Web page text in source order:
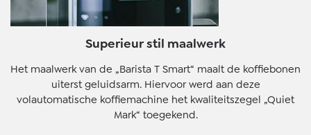
Superieur stil maalwerk
Het maalwerk van de „Barista T Smart“ maalt de koffiebonen
uiterst geluidsarm. Hiervoor werd aan deze
volautomatische koffiemachine het kwaliteitszegel „Quiet
Mark“ toegekend.